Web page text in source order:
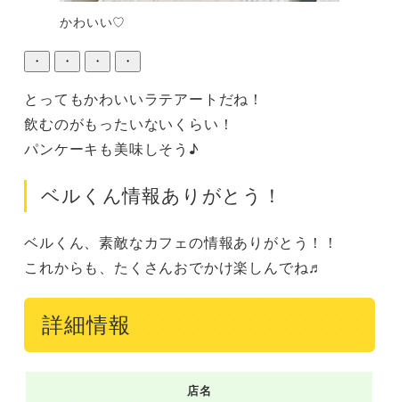
かわいい♡
・ ・ ・ ・
とってもかわいいラテアートだね！
飲むのがもったいないくらい！
パンケーキも美味しそう♪
ベルくん情報ありがとう！
ベルくん、素敵なカフェの情報ありがとう！！
これからも、たくさんおでかけ楽しんでね♬
詳細情報
店名